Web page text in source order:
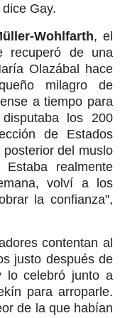
Gay.
Wohlfarth, el
recuperó de una
Olazábal hace
milagro de
a tiempo para
los 200
de Estados
del muslo
realmente
volví a los
la confianza",
contentan al
justo después de
lo celebró junto a
para arroparle.
de la que habían